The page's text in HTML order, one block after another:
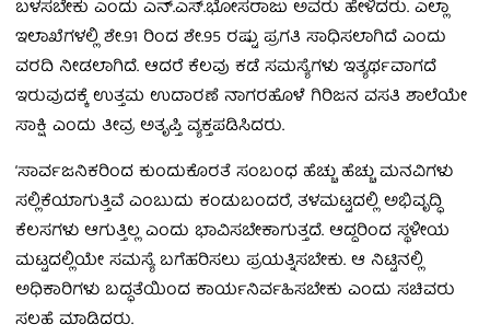
ಬಳಸಬೇಕು ಎಂದು ಎನ್.ಎಸ್.ಭೋಸರಾಜು ಅವರು ಹೇಳಿದರು. ಎಲ್ಲಾ
ಇಲಾಖೆಗಳಲ್ಲಿ ಶೇ.91 ರಿಂದ ಶೇ.95 ರಷ್ಟು ಪ್ರಗತಿ ಸಾಧಿಸಲಾಗಿದೆ ಎಂದು
ವರದಿ ನೀಡಲಾಗಿದೆ. ಆದರೆ ಕೆಲವು ಕಡೆ ಸಮಸ್ಯೆಗಳು ಇತ್ಯರ್ಥವಾಗದೆ
ಇರುವುದಕ್ಕೆ ಉತ್ತಮ ಉದಾರಣೆ ನಾಗರಹೊಳೆ ಗಿರಿಜನ ವಸತಿ ಶಾಲೆಯೇ
ಸಾಕ್ಷಿ ಎಂದು ತೀವ್ರ ಅತೃಪ್ತಿ ವ್ಯಕ್ತಪಡಿಸಿದರು.
‘ಸಾರ್ವಜನಿಕರಿಂದ ಕುಂದುಕೊರತೆ ಸಂಬಂಧ ಹೆಚ್ಚು ಹೆಚ್ಚು ಮನವಿಗಳು
ಸಲ್ಲಿಕೆಯಾಗುತ್ತಿವೆ ಎಂಬುದು ಕಂಡುಬಂದರೆ, ತಳಮಟ್ಟದಲ್ಲಿ ಅಭಿವೃದ್ಧಿ
ಕೆಲಸಗಳು ಆಗುತ್ತಿಲ್ಲ ಎಂದು ಭಾವಿಸಬೇಕಾಗುತ್ತದೆ. ಆದ್ದರಿಂದ ಸ್ಥಳೀಯ
ಮಟ್ಟದಲ್ಲಿಯೇ ಸಮಸ್ಯೆ ಬಗೆಹರಿಸಲು ಪ್ರಯತ್ನಿಸಬೇಕು. ಆ ನಿಟ್ಟಿನಲ್ಲಿ
ಅಧಿಕಾರಿಗಳು ಬದ್ಧತೆಯಿಂದ ಕಾರ್ಯನಿರ್ವಹಿಸಬೇಕು ಎಂದು ಸಚಿವರು
ಸಲಹೆ ಮಾಡಿದರು.